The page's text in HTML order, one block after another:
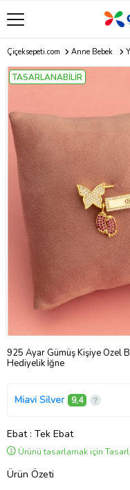
Çiçeksepeti.com Anne Bebek
TASARLANABİLİR
925 Ayar Gümüş Kişiye Özel
Hediyelik İğne
Miavi Silver 9,4
Ebat : Tek Ebat
Ürünü tasarlamak için
Ürün Özeti